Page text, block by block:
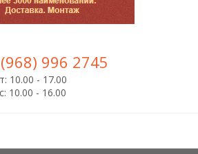
996 2745
10.00 - 17.00
10.00 - 16.00